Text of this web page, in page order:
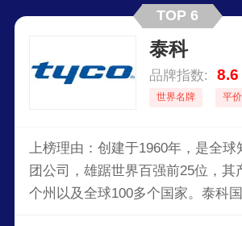
TOP 6
泰科
品牌指数: 8.6
世界名牌 平
上榜理由：创建于1960年，是全球
团公司，雄踞世界百强前25位，其
个州以及全球100多个国家。泰科